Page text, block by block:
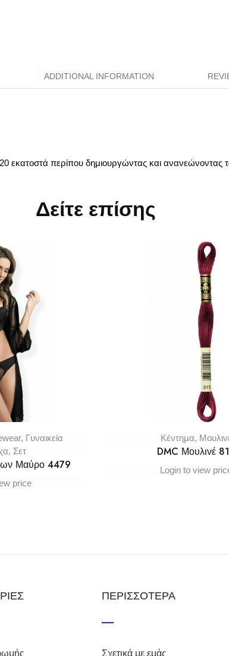
ADDITIONAL INFORMATION
εκατοστά περίπου δημιουργώντας και ανανεώνοντας
Δείτε επίσης
, Γυναικεία
, Σετ
Μαύρο 4479
price
Κέντημα,
DMC Μουλινέ
Login to view
ΠΕΡΙΣΣΟΤΕΡΑ
Σχετικά με εμάς